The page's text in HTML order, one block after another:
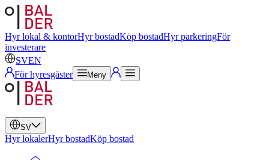
Hyr lokal & kontorHyr bostadKöp bostadHyr parkeringFör
investerare
SVEN
För hyresgäster
Meny
SV
Svenska
Engelska
Hyr lokalerHyr bostadKöp bostad